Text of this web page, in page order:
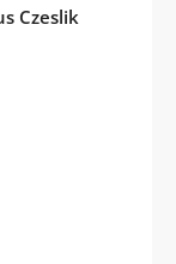
Czeslik